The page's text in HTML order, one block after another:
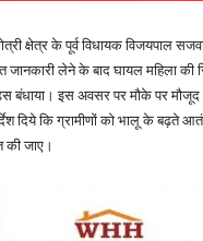
क्षेत्र के पूर्व विधायक विजयपाल
जानकारी लेने के बाद घायल महिला की
बंधाया। इस अवसर पर मौके पर मौजूद
दिये कि ग्रामीणों को भालू के बढ़ते
की जाए।